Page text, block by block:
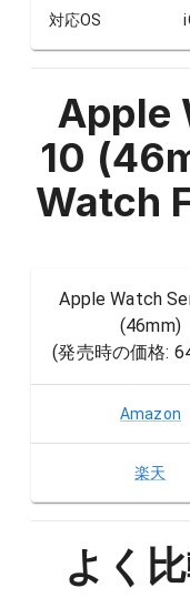
対応OS
Apple
10
Watch
Apple Watch
(46mm)
(発売時の価格:
Amazon
楽天
よく